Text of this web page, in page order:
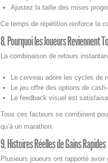
Ajustez la taille des mises
Ce temps de répétition renforce la
8. Pourquoi les Joueurs Reviennent
La combinaison de retours
Le cerveau adore les cycles de
Le jeu offre des options de
Le feedback visuel est
Tous ces facteurs se combinent
qu’à un marathon.
9. Histoires Réelles de Gains Rapides
Plusieurs joueurs ont rapporté